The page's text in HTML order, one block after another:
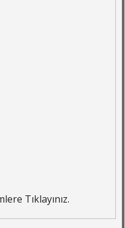
Tıklayınız.